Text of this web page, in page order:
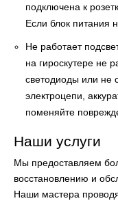
подключена к
Если блок питания
Не работает
на гироскутере не
светодиоды или не
электроцепи,
поменяйте
Наши услуги
Мы предоставляем
восстановлению и
Наши мастера